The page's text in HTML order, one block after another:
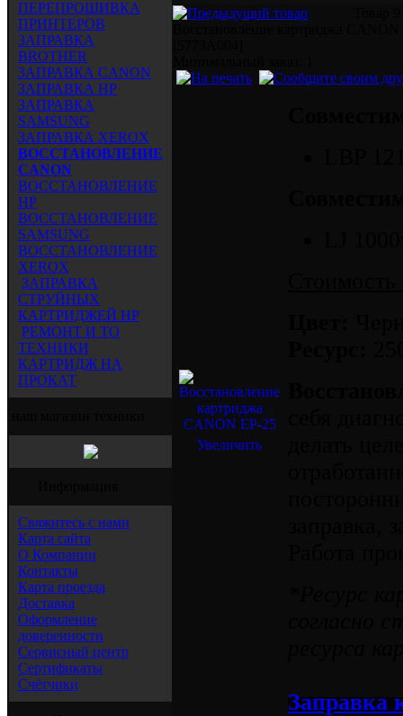
ПЕРЕПРОШИВКА
ПРИНТЕРОВ
ЗАПРАВКА
BROTHER
ЗАПРАВКА CANON
ЗАПРАВКА HP
ЗАПРАВКА
SAMSUNG
ЗАПРАВКА XEROX
ВОССТАНОВЛЕНИЕ
CANON
ВОССТАНОВЛЕНИЕ
HP
ВОССТАНОВЛЕНИЕ
SAMSUNG
ВОССТАНОВЛЕНИЕ
XEROX
ЗАПРАВКА
СТРУЙНЫХ
КАРТРИДЖЕЙ HP
РЕМОНТ И ТО
ТЕХНИКИ
КАРТРИДЖ НА
ПРОКАТ
Свяжитесь с нами
Карта сайта
О Компании
Контакты
Карта проезда
Доставка
Оформление
доверенности
Сервисный центр
Сертификаты
Счётчики
Увеличить
Заправка